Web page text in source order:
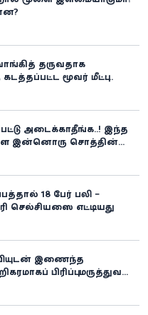
தருவதாக
மூவர் மீட்பு:
அடைக்காதீங்க..! இந்த
இன்னொரு சொத்தின்
18 பேர் பலி –
செல்சியஸை எட்டியது
இணைந்த
பிரிப்பு: மருத்துவ